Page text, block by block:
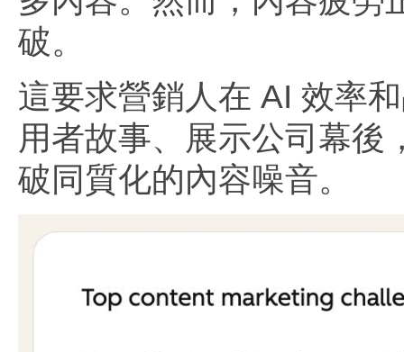
破。
這要求營銷人在 AI 效率
用者故事、展示公司幕後
破同質化的內容噪音。